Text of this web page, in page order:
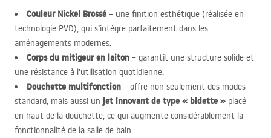
Couleur Nickel Brossé – une finition esthétique (réalisée en
technologie PVD), qui s’intègre parfaitement dans les
aménagements modernes.
Corps du mitigeur en laiton – garantit une structure solide et
une résistance à l’utilisation quotidienne.
Douchette multifonction – offre non seulement des modes
standard, mais aussi un jet innovant de type « bidette » placé
en haut de la douchette, ce qui augmente considérablement la
fonctionnalité de la salle de bain.